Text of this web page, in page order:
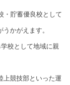
・貯蓄優良校として
かがえます。
校として地域に親
上競技部といった運